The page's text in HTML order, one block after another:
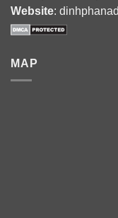
Website:
MAP